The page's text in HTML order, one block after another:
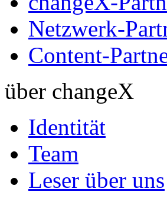
Netzwerk-
Content-
über changeX
Identität
Team
Leser über uns